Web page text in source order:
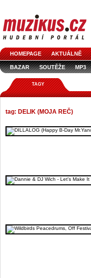
HOMEPAGE AKTUÁLNĚ
BAZAR SOUTĚŽE MP3
TAGY
tag: DELIK (MOJA REČ)